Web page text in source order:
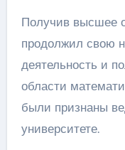
Получив высшее
продолжил свою
деятельность и
области
были признаны
университете.